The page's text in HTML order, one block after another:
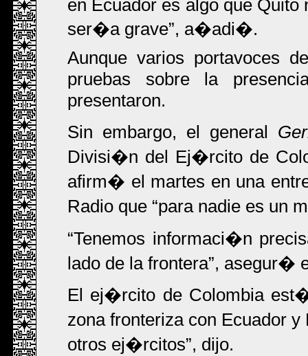
en Ecuador es algo que
ser�a grave , a�adi�.
Aunque varios portavoces
pruebas sobre la
presentaron.
Sin embargo, el general
Divisi�n del Ej�rcito de
afirm� el martes en una
Radio que para nadie es un
Tenemos informaci�n
lado de la frontera , asegur�
El ej�rcito de Colombia
zona fronteriza con Ecuador
otros ej�rcitos , dijo.